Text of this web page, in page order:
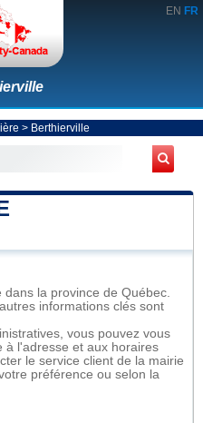
EN FR
> Berthierville
la province de Québec.
informations clés sont
vous pouvez vous
à l'adresse et aux horaires
le service client de la mairie
préférence ou selon la